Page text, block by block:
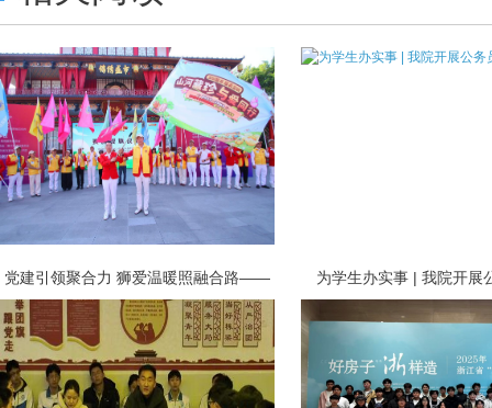
党建引领聚合力 狮爱温暖照融合路—— 为学生办实事 | 我院开展